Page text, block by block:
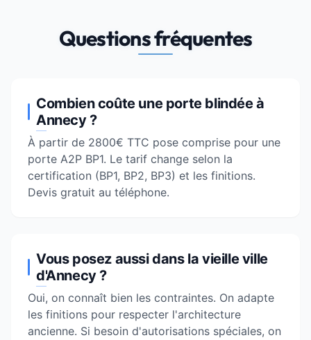
Questions fréquentes
Combien coûte une porte blindée à
Annecy ?
À partir de 2800€ TTC pose comprise pour une
porte A2P BP1. Le tarif change selon la
certification (BP1, BP2, BP3) et les finitions.
Devis gratuit au téléphone.
Vous posez aussi dans la vieille ville
d'Annecy ?
Oui, on connaît bien les contraintes. On adapte
les finitions pour respecter l'architecture
ancienne. Si besoin d'autorisations spéciales, on